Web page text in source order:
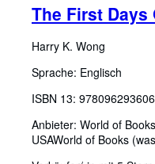
The First Days
Harry K. Wong
Sprache: Englisch
ISBN 13:
Anbieter: World of
USAWorld of Books